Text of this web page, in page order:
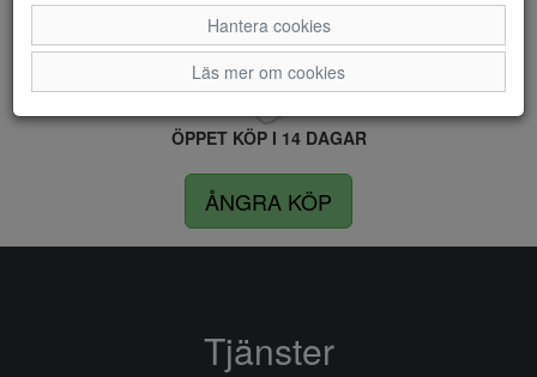
FRI FRAKT VID KÖP ÖVER 1.500 KR
ÖPPET KÖP I 14 DAGAR
ÅNGRA KÖP
Hantera cookies
Läs mer om cookies
Tjänster